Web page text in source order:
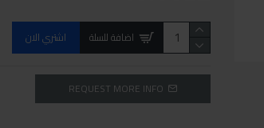
اضافة للسلة اشتري الان
REQUEST MORE INFO